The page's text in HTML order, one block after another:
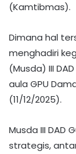
(Kamtibmas).
Dimana hal
menghadiri
(Musda) III
aula GPU
(11/12/2025).
Musda III DAD
strategis,